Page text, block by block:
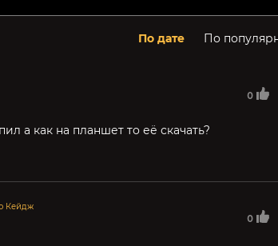
По дате По
0
а как на планшет то её скачать?
Кейдж
0